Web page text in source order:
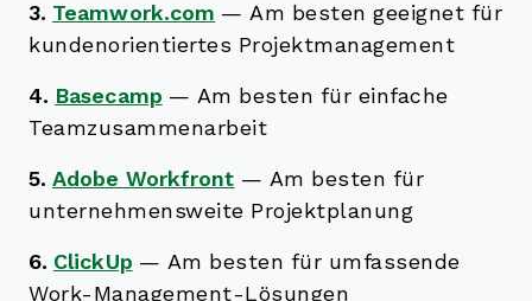
3. Teamwork.com —Am besten geeignet für
kundenorientiertes Projektmanagement
4. Basecamp — Am besten für einfache
Teamzusammenarbeit
5. Adobe Workfront — Am besten für
unternehmensweite Projektplanung
6. ClickUp — Am besten für umfassende
Work-Management-Lösungen